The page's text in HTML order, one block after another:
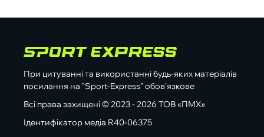
При цитуванні та використанні будь-яких матеріалів
посилання на "Sport-Express" обов'язкове
Всі права захищені © 2023 - 2026 ТОВ «ПМХ»
Ідентифікатор медіа R40-06375